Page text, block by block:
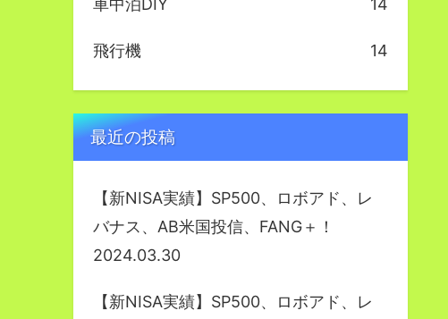
車中泊DIY 14
飛行機 14
最近の投稿
【新NISA実績】SP500、ロボアド、レ
バナス、AB米国投信、FANG＋！
2024.03.30
【新NISA実績】SP500、ロボアド、レ